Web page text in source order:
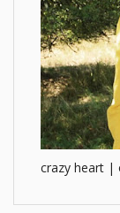
crazy heart |